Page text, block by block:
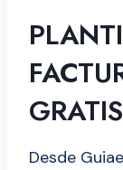
GRATIS
Desde